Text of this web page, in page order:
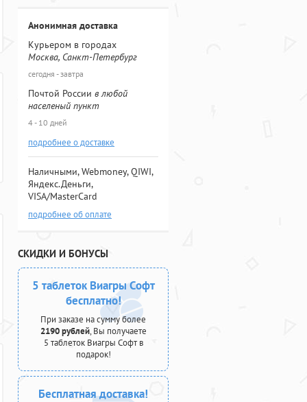
Анонимная доставка
Курьером в городах
Москва, Санкт-Петербург
сегодня - завтра
Почтой России в любой
населеный пункт
4 - 10 дней
подробнее о доставке
Наличными, Webmoney, QIWI,
Яндекс.Деньги,
VISA/MasterCard
подробнее об оплате
СКИДКИ И БОНУСЫ
5 таблеток Виагры Софт
бесплатно!
При заказе на сумму более
2190 рублей, Вы получаете
5 таблеток Виагры Софт в
подарок!
Бесплатная доставка!